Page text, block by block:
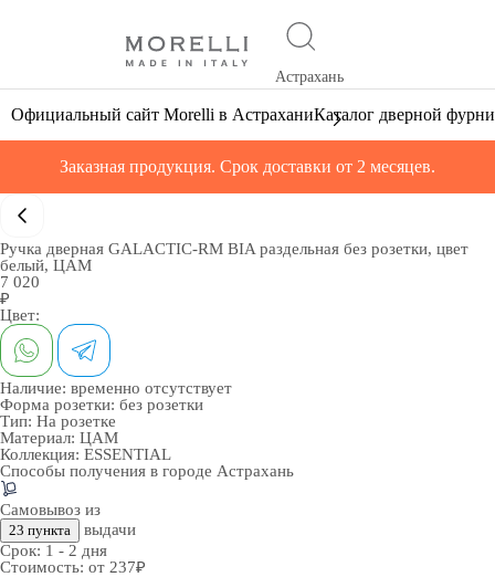
Астрахань
Официальный сайт Morelli в АстраханиКаталог дверной
Заказная продукция. Срок доставки от 2 месяцев.
Ручка дверная GALACTIC-RM BIA раздельная без розетки, цвет
белый, ЦАМ
7 020
₽
Цвет:
Наличие: временно отсутствует
Форма розетки: без розетки
Тип: На розетке
Материал: ЦАМ
Коллекция: ESSENTIAL
Способы получения в городе Астрахань
Самовывоз из
23 пункта
выдачи
Срок: 1 - 2 дня
Стоимость: от 237₽